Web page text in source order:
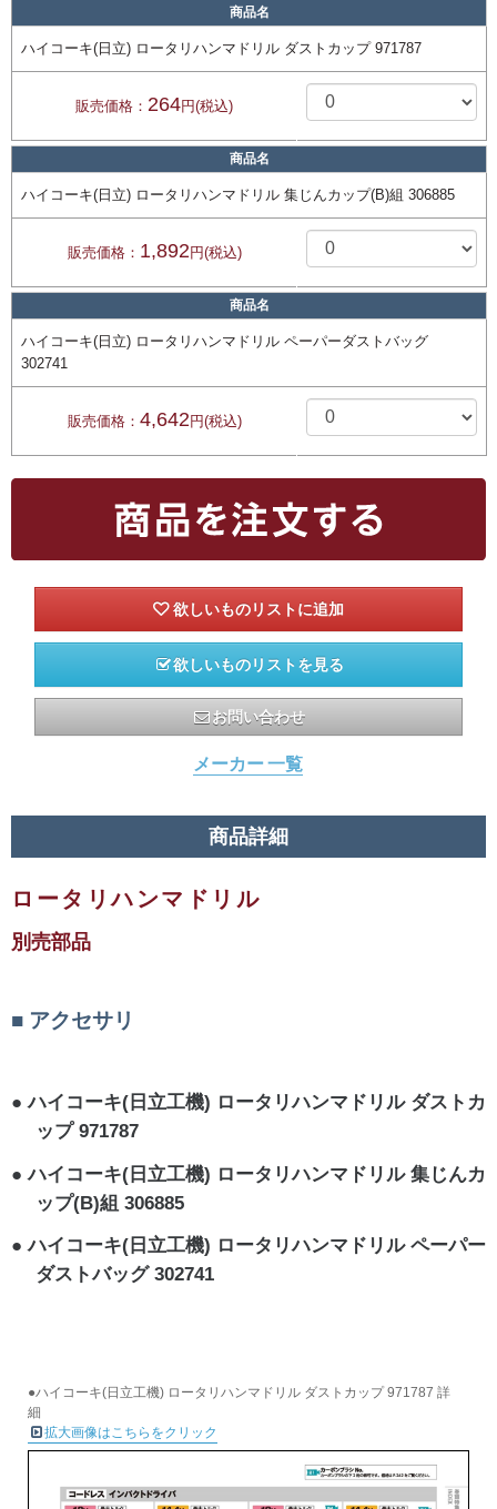
商品名
ハイコーキ(日立) ロータリハンマドリル ダストカップ 971787
販売価格： 264円(税込)
商品名
ハイコーキ(日立) ロータリハンマドリル 集じんカップ(B)組 306885
販売価格： 1,892 円(税込)
商品名
ハイコーキ(日立) ロータリハンマドリル ペーパーダストバッグ
302741
販売価格： 4,642 円(税込)
欲しいものリストを見る
お問い合わせ
メーカー 一覧
商品詳細
ロータリハンマドリル
別売部品
アクセサリ
ハイコーキ(日立工機) ロータリハンマドリル ダストカ
ップ 971787
ハイコーキ(日立工機) ロータリハンマドリル 集じんカ
ップ(B)組 306885
ハイコーキ(日立工機) ロータリハンマドリル ペーパー
ダストバッグ 302741
●ハイコーキ(日立工機) ロータリハンマドリル ダストカップ 971787 詳
細
拡大画像はこちらをクリック